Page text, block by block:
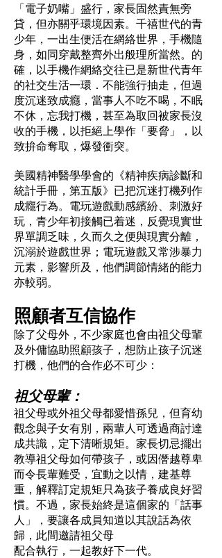
「電子奶嘴」盛行，家長固然責無旁
貸，但亦關乎環境因素。千禧世代的青
少年，一出生便活在網絡世界，手機隨
身，如同穿戴整齊外出般理所當然。的
確，以手機作網絡交往已是新世代青年
的社交生活一環．不能強行抽走，但過
度沉迷致成癮，當事人不吃不喝，不眠
不休，忘我打機，甚至為取回被家長沒
收的手機，以拒絕上學作「要脅」，以
致拚命奪取，爆發衝突。
美國精神醫學學會的《精神疾病診斷和
統計手冊，第五版》已把沉迷打機列作
成癮行為。電玩遊戲動感繽紛、刺激好
玩，青少年初接觸已着迷，反覺現實世
界單調乏味，久而久之便與現實分離，
沉溺於遊戲世界；電玩遊戲又常涉暴力
元素，影響所及，他們調節情緒的能力
亦較弱。
照顧者互信協作
除了父母外，不少家庭也會由祖父母輩
及外傭協助照顧孩子，想防止孩子沉迷
打機，他們的合作必不可少：
祖父母輩：
祖父母或外祖父母都愛惜孫兒，但育幼
觀念與子女有別，兩輩人可透過商討達
成共識，定下清晰規矩。家長切忌擺出
教導祖父母如何帶孩子，或因僭越尊卑
而令長輩難受，宜動之以情，建基尊
重，解釋訂定規矩只為孩子養成良好習
慣。不過，家長始終是這個家的「話事
人」，要讓各成員知道以其說話為依
歸，此間邀請祖父母
配合執行，一起教好下一代。